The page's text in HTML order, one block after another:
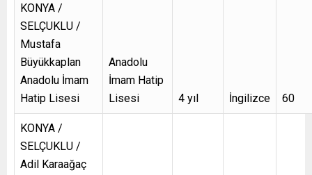
KONYA /
SELÇUKLU /
Mustafa
Büyükkaplan
Anadolu İmam
Hatip Lisesi
Anadolu
İmam Hatip
Lisesi
4 yıl İngilizce 60
KONYA /
SELÇUKLU /
Adil Karaağaç